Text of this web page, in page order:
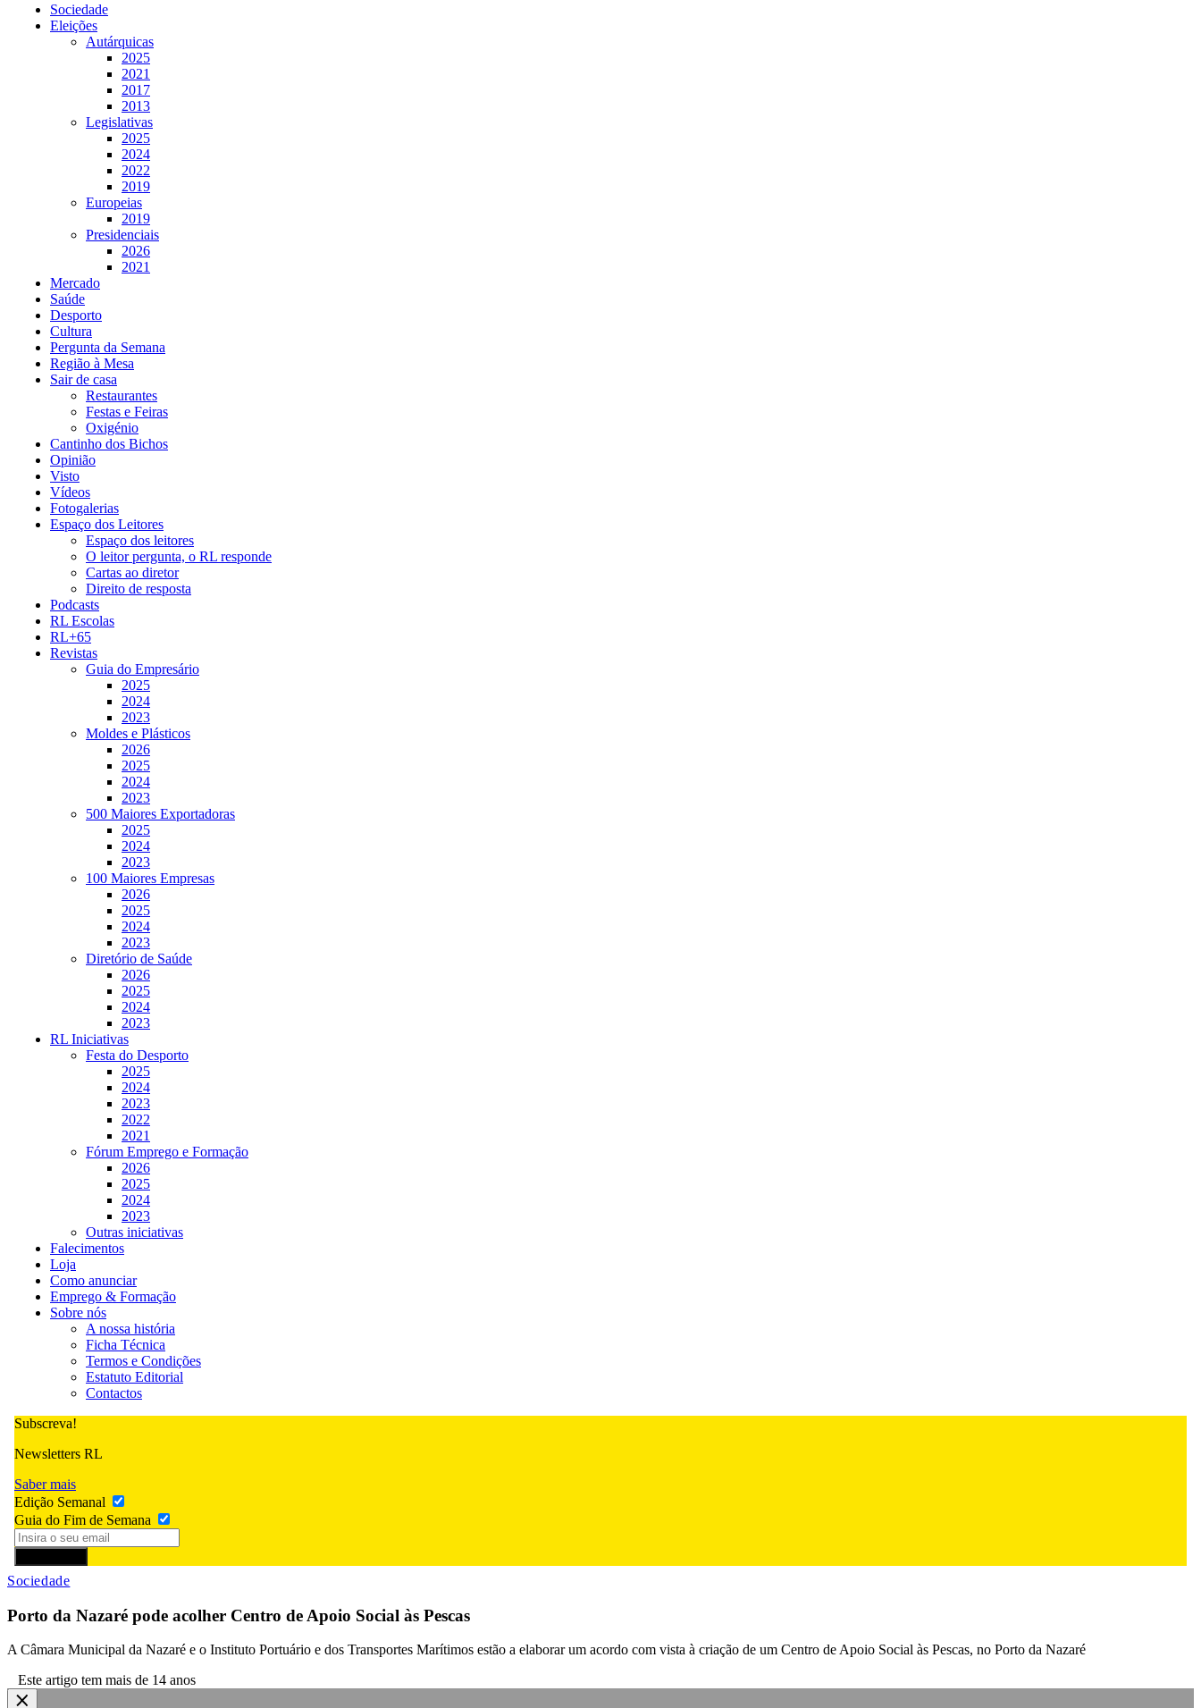
Sociedade
Eleições
Autárquicas
2025
2021
2017
2013
Legislativas
2025
2024
2022
2019
Europeias
2019
Presidenciais
2026
2021
Mercado
Saúde
Desporto
Cultura
Pergunta da Semana
Região à Mesa
Sair de casa
Restaurantes
Festas e Feiras
Oxigénio
Cantinho dos Bichos
Opinião
Visto
Vídeos
Fotogalerias
Espaço dos Leitores
Espaço dos leitores
O leitor pergunta, o RL responde
Cartas ao diretor
Direito de resposta
Podcasts
RL Escolas
RL+65
Revistas
Guia do Empresário
2025
2024
2023
Moldes e Plásticos
2026
2025
2024
2023
500 Maiores Exportadoras
2025
2024
2023
100 Maiores Empresas
2026
2025
2024
2023
Diretório de Saúde
2026
2025
2024
2023
RL Iniciativas
Festa do Desporto
2025
2024
2023
2022
2021
Fórum Emprego e Formação
2026
2025
2024
2023
Outras iniciativas
Falecimentos
Loja
Como anunciar
Emprego & Formação
Sobre nós
A nossa história
Ficha Técnica
Termos e Condições
Estatuto Editorial
Contactos
Subscreva!
Newsletters RL
Saber mais
Edição Semanal
Guia do Fim de Semana
Sociedade
Porto da Nazaré pode acolher Centro de Apoio Social às Pescas
A Câmara Municipal da Nazaré e o Instituto Portuário e dos Transportes Marítimos estão a elaborar um acordo com vista à criação de um Centro de Apoio Social às Pescas, no Porto da Nazaré
Este artigo tem mais de 14 anos